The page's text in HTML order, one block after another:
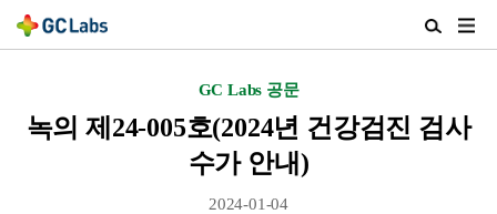
검
색
GC Labs 공문
녹의 제24-005호(2024년 건강검진 검사
수가 안내)
2024-01-04